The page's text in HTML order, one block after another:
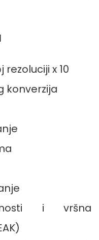
rezoluciji x 10
konverzija
i vršna